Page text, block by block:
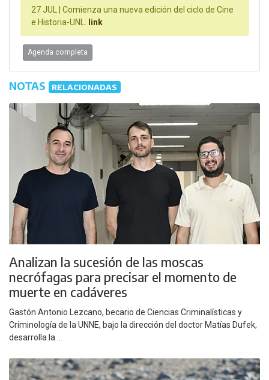
27 JUL | Comienza una nueva edición del ciclo de Cine
e Historia-UNL. link
Agenda completa
NOTAS RELACIONADAS
Analizan la sucesión de las moscas
necrófagas para precisar el momento de
muerte en cadáveres
Gastón Antonio Lezcano, becario de Ciencias Criminalísticas y
Criminología de la UNNE, bajo la dirección del doctor Matías Dufek,
desarrolla la ...